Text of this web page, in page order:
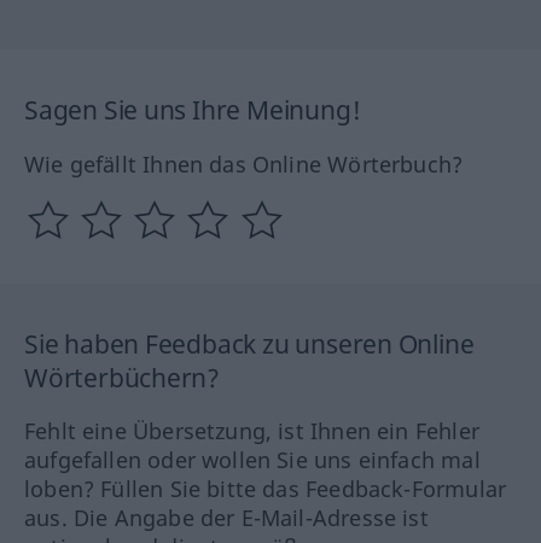
Sagen Sie uns Ihre Meinung!
Wie gefällt Ihnen das Online Wörterbuch?
Sie haben Feedback zu unseren Online
Wörterbüchern?
Fehlt eine Übersetzung, ist Ihnen ein Fehler
aufgefallen oder wollen Sie uns einfach mal
loben? Füllen Sie bitte das Feedback-Formular
aus. Die Angabe der E-Mail-Adresse ist